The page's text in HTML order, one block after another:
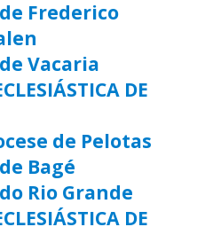
Frederico
Vacaria
DE
de Pelotas
Bagé
Rio Grande
DE